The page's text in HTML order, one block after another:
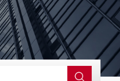
人防呼叫按钮